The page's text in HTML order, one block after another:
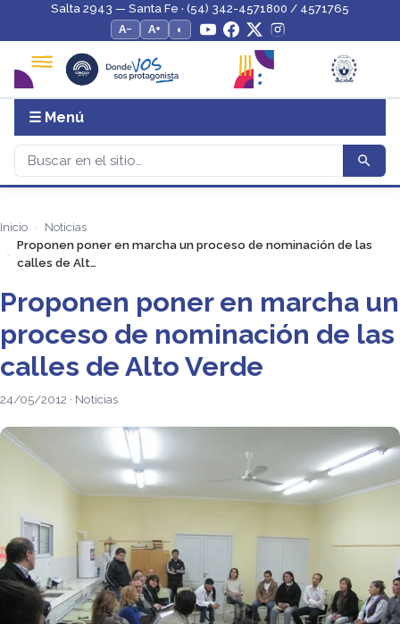
Salta 2943 — Santa Fe · (54) 342-4571800 / 4571765
A−
A+ ◐
☰ Menú
Inicio
Noticias
Proponen poner en marcha un proceso de nominación de las
calles de Alt…
Proponen poner en marcha un
proceso de nominación de las
calles de Alto Verde
24/05/2012 · Noticias